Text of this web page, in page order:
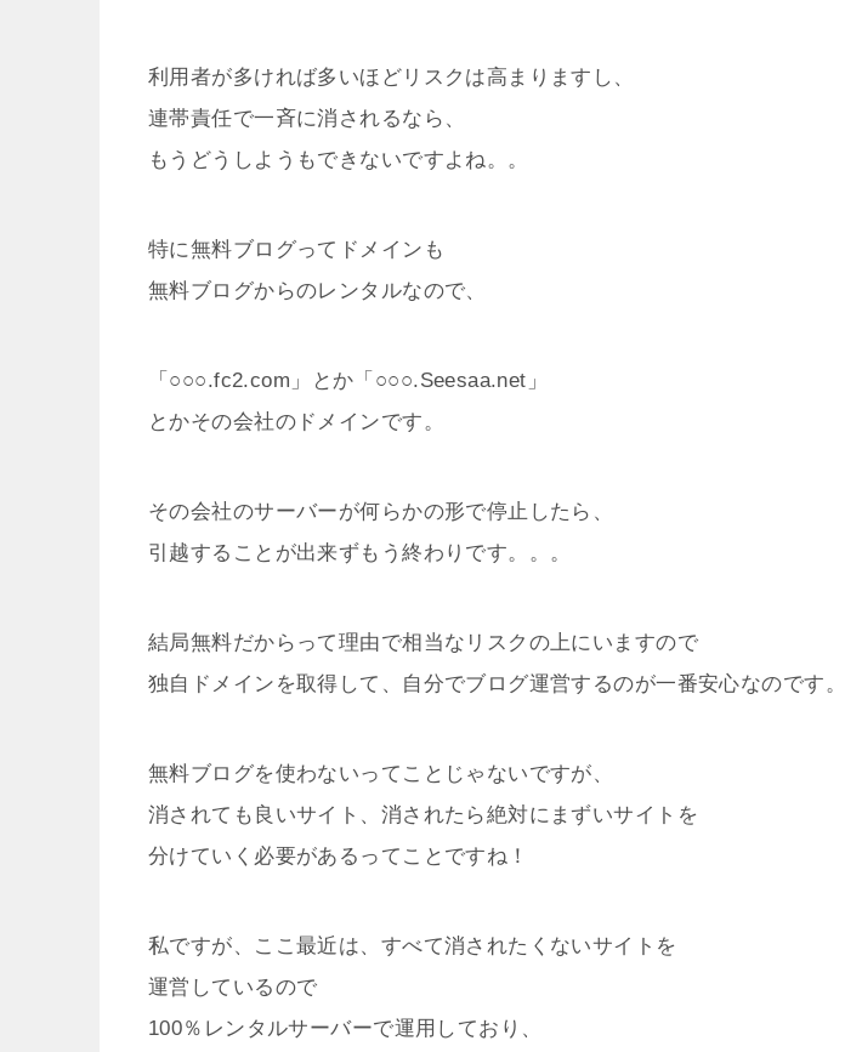
利用者が多ければ多いほどリスクは高まりますし、
連帯責任で一斉に消されるなら、
もうどうしようもできないですよね。。
特に無料ブログってドメインも
無料ブログからのレンタルなので、
「○○○.fc2.com」とか「○○○.Seesaa.net」
とかその会社のドメインです。
その会社のサーバーが何らかの形で停止したら、
引越することが出来ずもう終わりです。。。
結局無料だからって理由で相当なリスクの上にいますので
独自ドメインを取得して、自分でブログ運営するのが一番安心なのです。
無料ブログを使わないってことじゃないですが、
消されても良いサイト、消されたら絶対にまずいサイトを
分けていく必要があるってことですね！
私ですが、ここ最近は、すべて消されたくないサイトを
運営しているので
100％レンタルサーバーで運用しており、